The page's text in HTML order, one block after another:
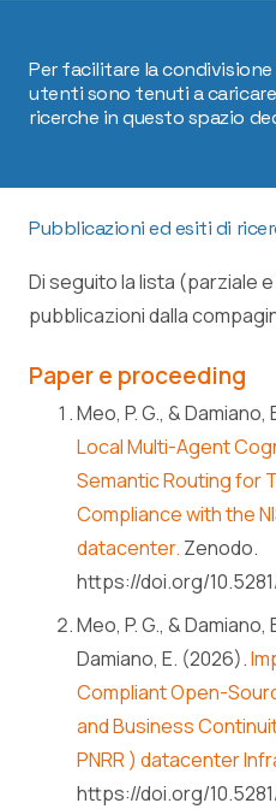
Per facilitare la
utenti sono tenuti a
ricerche in questo spazio
Pubblicazioni ed esiti di
Di seguito la lista (parziale
pubblicazioni dalla
Paper e proceeding
Meo, P. G., & Damiano,
Local Multi-Agent
Semantic Routing for
Compliance with the
datacenter. Zenodo.
https://doi.org/
Meo, P. G., & Damiano,
Damiano, E. (2026).
Compliant Open-
and Business
PNRR ) datacenter
https://doi.org/